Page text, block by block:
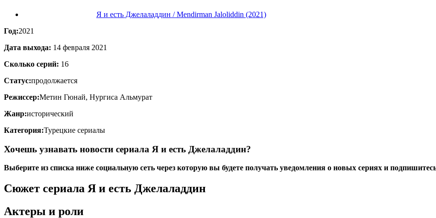
Я и есть Джелаладдин / Mendirman Jaloliddin (2021)
Год:2021
Дата выхода: 14 февраля 2021
Сколько серий: 16
Статус:продолжается
Режиссер:Метин Гюнай, Нургиса Альмурат
Жанр:исторический
Категория:Турецкие сериалы
Хочешь узнавать новости сериала Я и есть Джелаладдин?
Выберите из списка ниже социальную сеть через которую вы будете получать уведомления о новых сериях и
Сюжет сериала Я и есть Джелаладдин
Актеры и роли